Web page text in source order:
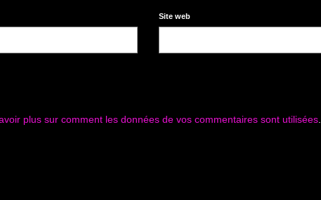
Site web
plus sur comment les données de vos commentaires sont utilisées